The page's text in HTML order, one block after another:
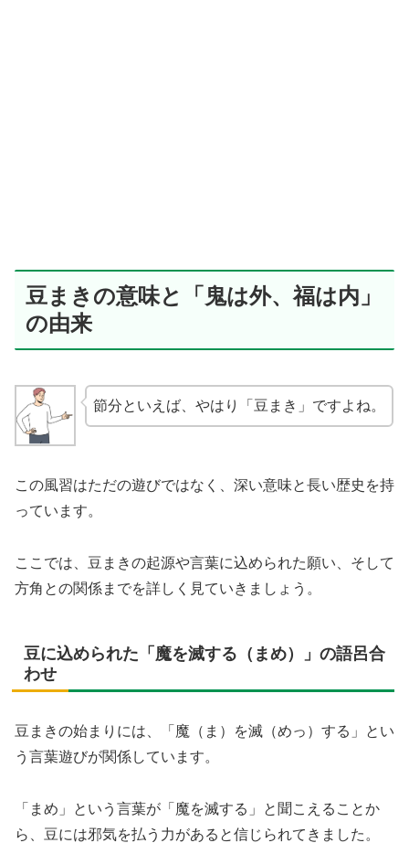
豆まきの意味と「鬼は外、福は内」
の由来
節分といえば、やはり「豆まき」ですよね。
この風習はただの遊びではなく、深い意味と長い歴史を持
っています。
ここでは、豆まきの起源や言葉に込められた願い、そして
方角との関係までを詳しく見ていきましょう。
豆に込められた「魔を滅する（まめ）」の語呂合
わせ
豆まきの始まりには、「魔（ま）を滅（めっ）する」とい
う言葉遊びが関係しています。
「まめ」という言葉が「魔を滅する」と聞こえることか
ら、豆には邪気を払う力があると信じられてきました。